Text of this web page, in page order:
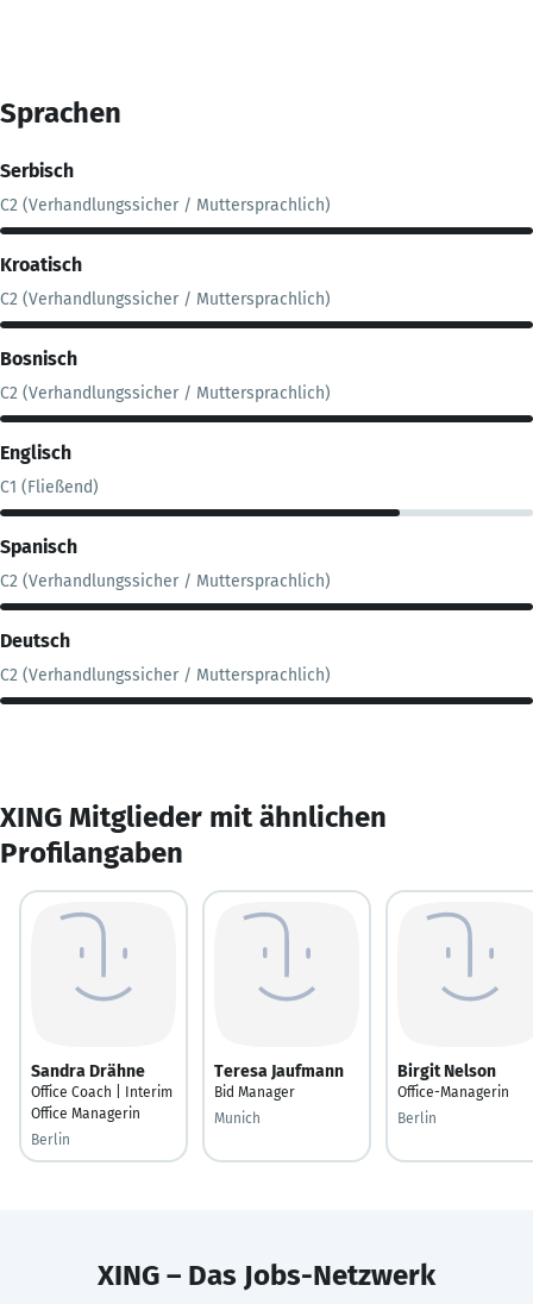
Sprachen
Serbisch
C2 (Verhandlungssicher / Muttersprachlich)
Kroatisch
C2 (Verhandlungssicher / Muttersprachlich)
Bosnisch
C2 (Verhandlungssicher / Muttersprachlich)
Englisch
C1 (Fließend)
Spanisch
C2 (Verhandlungssicher / Muttersprachlich)
Deutsch
C2 (Verhandlungssicher / Muttersprachlich)
XING Mitglieder mit ähnlichen
Profilangaben
Sandra Drähne
Office Coach | Interim
Office Managerin
Berlin
Teresa Jaufmann
Bid Manager
Munich
Birgit Nelson
Office-Managerin
Berlin
XING – Das Jobs-Netzwerk